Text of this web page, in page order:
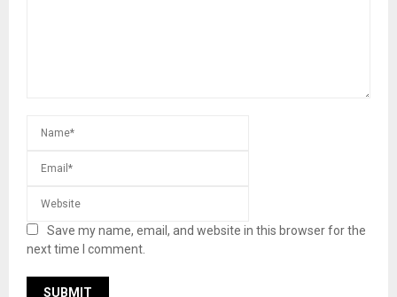
Save my name, email, and website in this browser for the
next time I comment.